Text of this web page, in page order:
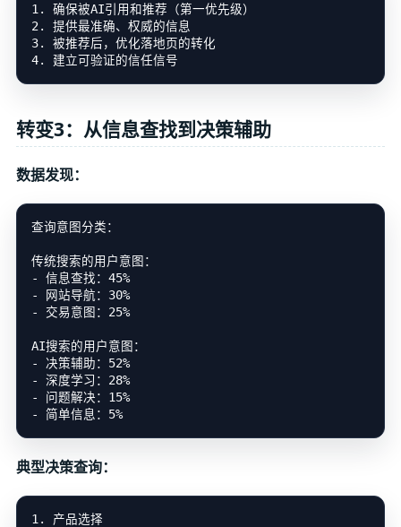
1. 确保被AI引用和推荐（第一优先级）
2. 提供最准确、权威的信息
3. 被推荐后，优化落地页的转化
转变3：从信息查找到决策辅助
数据发现：
查询意图分类：
传统搜索的用户意图：
- 信息查找：45%
- 网站导航：30%
- 交易意图：25%
AI搜索的用户意图：
- 决策辅助：52%
- 深度学习：28%
- 问题解决：15%
典型决策查询：
1. 产品选择